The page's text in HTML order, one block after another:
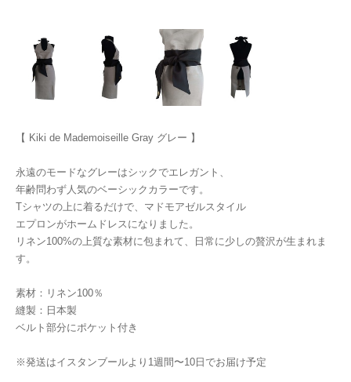
【 Kiki de Mademoiseille Gray グレー 】
永遠のモードなグレーはシックでエレガント、
年齢問わず人気のベーシックカラーです。
Tシャツの上に着るだけで、マドモアゼルスタイル
エプロンがホームドレスになりました。
リネン100%の上質な素材に包まれて、日常に少しの贅沢が生まれま
す。
素材：リネン100％
縫製：日本製
ベルト部分にポケット付き
※発送はイスタンブールより1週間〜10日でお届け予定